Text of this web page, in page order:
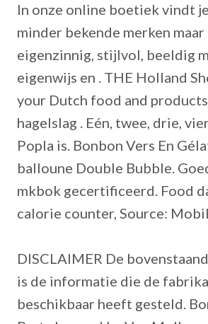
In onze online boetiek vindt
minder bekende merken maar
eigenzinnig, stijlvol, beeldig
eigenwijs en . THE Holland
your Dutch food and
hagelslag . Eén, twee, drie,
Popla is. Bonbon Vers En
balloune Double Bubble.
mkbok gecertificeerd. Food
calorie counter, Source:
DISCLAIMER De
is de informatie die de
beschikbaar heeft gesteld.